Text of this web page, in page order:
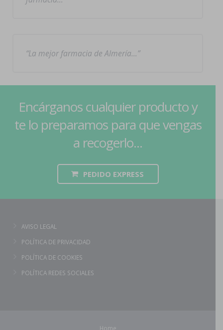
La mejor farmacia de Almería…
Encárganos cualquier producto y
te lo preparamos para que vengas
a recogerlo...
PEDIDO EXPRESS
AVISO LEGAL
POLÍTICA DE PRIVACIDAD
POLÍTICA DE COOKIES
POLÍTICA REDES SOCIALES
Home